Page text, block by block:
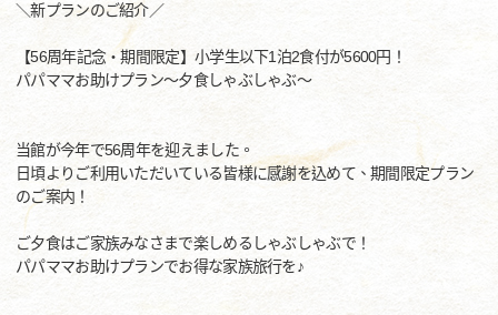
＼新プランのご紹介／
【56周年記念・期間限定】小学生以下1泊2食付が5600円！
パパママお助けプラン～夕食しゃぶしゃぶ～
当館が今年で56周年を迎えました。
日頃よりご利用いただいている皆様に感謝を込めて、期間限定プラン
のご案内！
ご夕食はご家族みなさまで楽しめるしゃぶしゃぶで！
パパママお助けプランでお得な家族旅行を♪